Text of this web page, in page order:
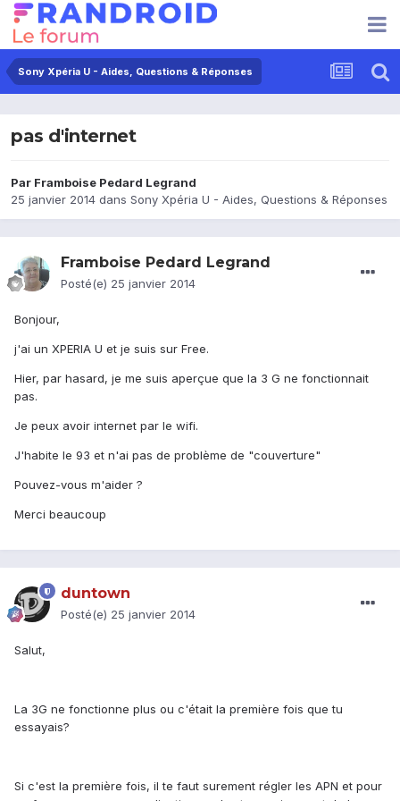
Sony Xpéria U - Aides, Questions & Réponses
pas d'internet
Par Framboise Pedard Legrand
25 janvier 2014 dans Sony Xpéria U - Aides, Questions & Réponses
Framboise Pedard Legrand
Posté(e) 25 janvier 2014
Bonjour,
j'ai un XPERIA U et je suis sur Free.
Hier, par hasard, je me suis aperçue que la 3 G ne fonctionnait
pas.
Je peux avoir internet par le wifi.
J'habite le 93 et n'ai pas de problème de "couverture"
Pouvez-vous m'aider ?
Merci beaucoup
duntown
Posté(e) 25 janvier 2014
Salut,
La 3G ne fonctionne plus ou c'était la première fois que tu
essayais?
Si c'est la première fois, il te faut surement régler les APN et pour